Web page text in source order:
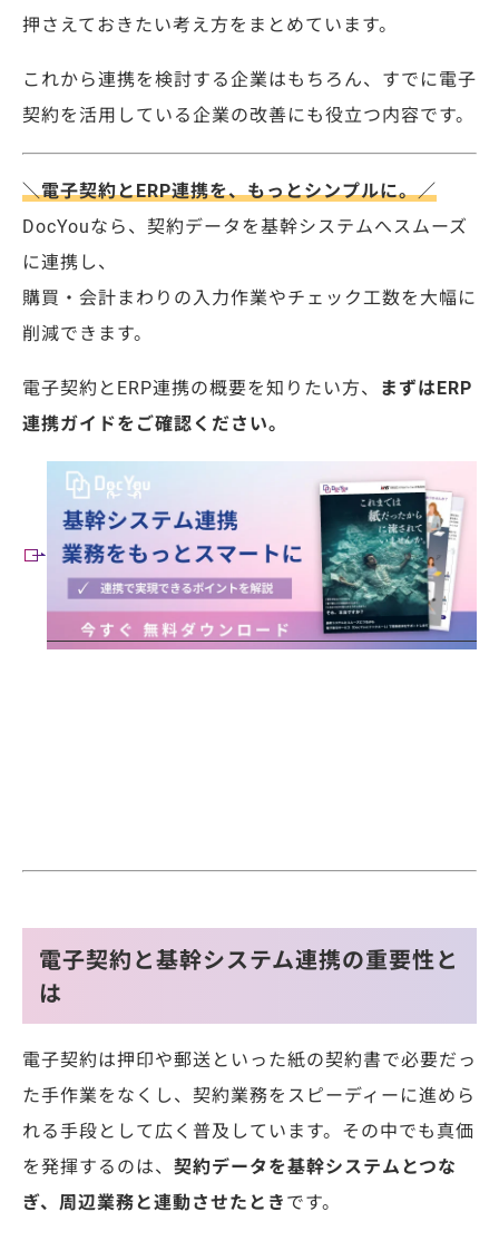
押さえておきたい考え方をまとめています。
これから連携を検討する企業はもちろん、すでに電子
契約を活用している企業の改善にも役立つ内容です。
＼電子契約とERP連携を、もっとシンプルに。／
DocYouなら、契約データを基幹システムへスムーズ
に連携し、
購買・会計まわりの入力作業やチェック工数を大幅に
削減できます。
電子契約とERP連携の概要を知りたい方、
まずはERP
連携ガイドをご確認ください。
電子契約と基幹システム連携の重要性と
は
電子契約は押印や郵送といった紙の契約書で必要だっ
た手作業をなくし、契約業務をスピーディーに進めら
れる手段として広く普及しています。その中でも真価
を発揮するのは、 契約データを基幹システムとつな
ぎ、周辺業務と連動させたとき です。